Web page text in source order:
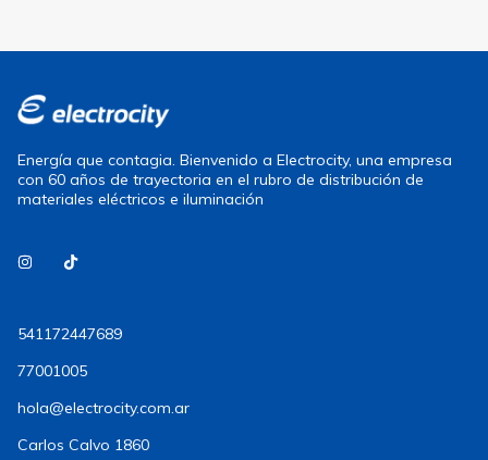
Energía que contagia. Bienvenido a Electrocity, una empresa
con 60 años de trayectoria en el rubro de distribución de
materiales eléctricos e iluminación
541172447689
77001005
hola@electrocity.com.ar
Carlos Calvo 1860